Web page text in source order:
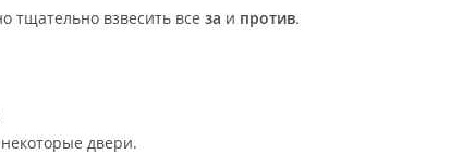
тщательно взвесить все за и против.
двери.